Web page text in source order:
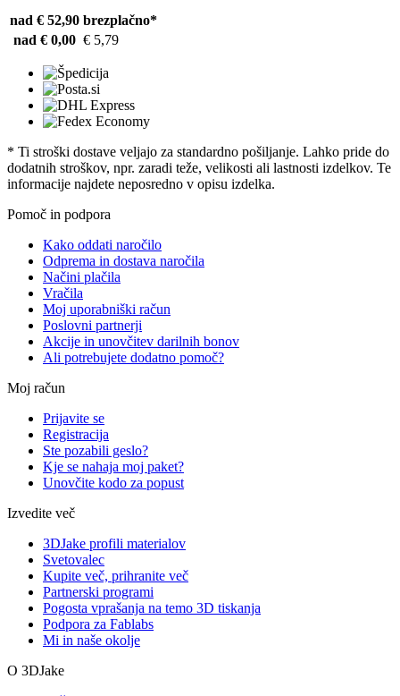
nad € 52,90 brezplačno*
nad € 0,00 € 5,79
* Ti stroški dostave veljajo za standardno pošiljanje. Lahko pride do
dodatnih stroškov, npr. zaradi teže, velikosti ali lastnosti izdelkov. Te
informacije najdete neposredno v opisu izdelka.
Pomoč in podpora
Kako oddati naročilo
Odprema in dostava naročila
Načini plačila
Vračila
Moj uporabniški račun
Poslovni partnerji
Akcije in unovčitev darilnih bonov
Ali potrebujete dodatno pomoč?
Moj račun
Prijavite se
Registracija
Ste pozabili geslo?
Kje se nahaja moj paket?
Unovčite kodo za popust
Izvedite več
3DJake profili materialov
Svetovalec
Kupite več, prihranite več
Partnerski programi
Pogosta vprašanja na temo 3D tiskanja
Podpora za Fablabs
Mi in naše okolje
O 3DJake